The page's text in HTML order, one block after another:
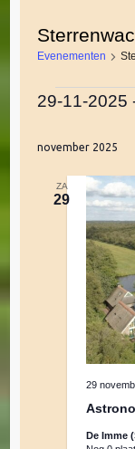
Evenementen
29-11-2025
e
november 2025
ZA
29
29
De Imme